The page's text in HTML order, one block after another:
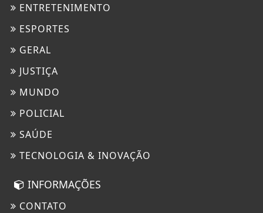
ENTRETENIMENTO
ESPORTES
GERAL
JUSTIÇA
MUNDO
POLICIAL
SAÚDE
TECNOLOGIA & INOVAÇÃO
INFORMAÇÕES
CONTATO